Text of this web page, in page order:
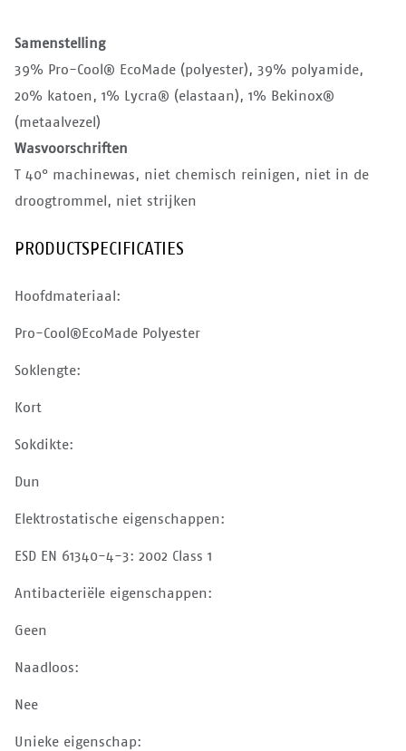
Samenstelling
39% Pro-Cool® EcoMade (polyester), 39% polyamide,
20% katoen, 1% Lycra® (elastaan), 1% Bekinox®
(metaalvezel)
Wasvoorschriften
T 40° machinewas, niet chemisch reinigen, niet in de
droogtrommel, niet strijken
PRODUCTSPECIFICATIES
Hoofdmateriaal:
Pro-Cool®EcoMade Polyester
Soklengte:
Kort
Sokdikte:
Dun
Elektrostatische eigenschappen:
ESD EN 61340-4-3: 2002 Class 1
Antibacteriële eigenschappen:
Geen
Naadloos:
Nee
Unieke eigenschap: